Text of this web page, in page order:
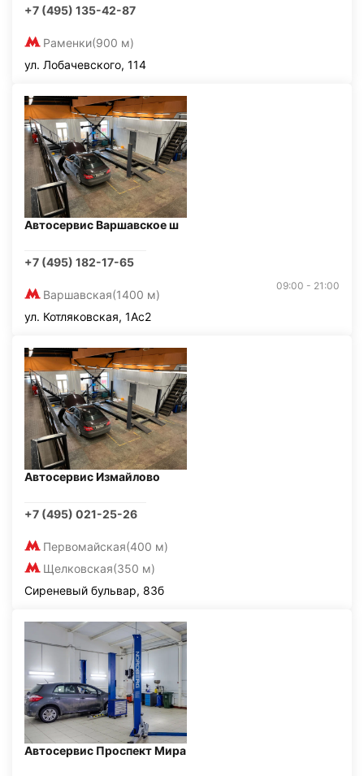
+7 (495) 135-42-87
Раменки(900 м)
ул. Лобачевского, 114
Автосервис Варшавское ш
+7 (495) 182-17-65
Варшавская(1400 м)
09:00 - 21:00
ул. Котляковская, 1Ас2
Автосервис Измайлово
+7 (495) 021-25-26
Первомайская(400 м)
Щелковская(350 м)
Сиреневый бульвар, 83б
Автосервис Проспект Мира